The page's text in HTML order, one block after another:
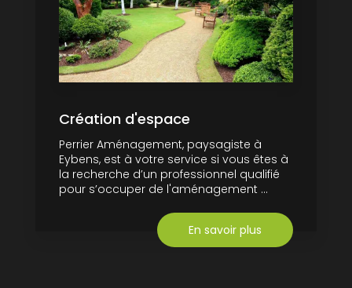
Création d'espace
Perrier Aménagement, paysagiste à
Eybens, est à votre service si vous êtes à
la recherche d’un professionnel qualifié
pour s’occuper de l'aménagement ...
En savoir plus